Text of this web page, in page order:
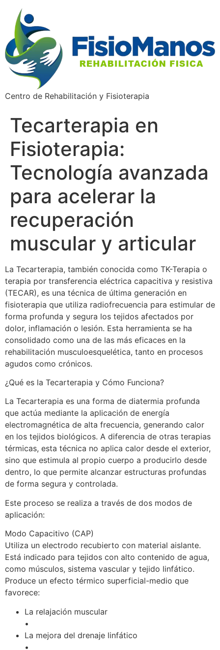
Centro de Rehabilitación y Fisioterapia
Tecarterapia en
Fisioterapia:
Tecnología avanzada
para acelerar la
recuperación
muscular y articular
La Tecarterapia, también conocida como TK-Terapia o
terapia por transferencia eléctrica capacitiva y resistiva
(TECAR), es una técnica de última generación en
fisioterapia que utiliza radiofrecuencia para estimular de
forma profunda y segura los tejidos afectados por
dolor, inflamación o lesión. Esta herramienta se ha
consolidado como una de las más eficaces en la
rehabilitación musculoesquelética, tanto en procesos
agudos como crónicos.
¿Qué es la Tecarterapia y Cómo Funciona?
La Tecarterapia es una forma de diatermia profunda
que actúa mediante la aplicación de energía
electromagnética de alta frecuencia, generando calor
en los tejidos biológicos. A diferencia de otras terapias
térmicas, esta técnica no aplica calor desde el exterior,
sino que estimula al propio cuerpo a producirlo desde
dentro, lo que permite alcanzar estructuras profundas
de forma segura y controlada.
Este proceso se realiza a través de dos modos de
aplicación:
Modo Capacitivo (CAP)
Utiliza un electrodo recubierto con material aislante.
Está indicado para tejidos con alto contenido de agua,
como músculos, sistema vascular y tejido linfático.
Produce un efecto térmico superficial-medio que
favorece:
La relajación muscular
•
La mejora del drenaje linfático
•